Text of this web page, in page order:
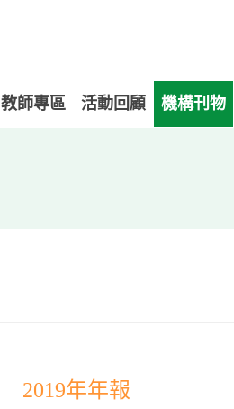
教師專區 活動回顧 機構刊物
2019年年報